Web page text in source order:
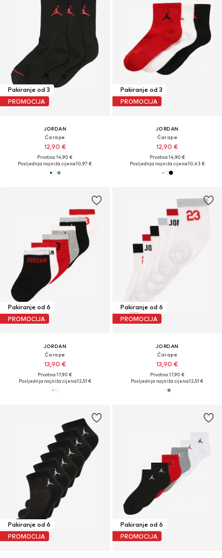
Pakiranje od 3
PROMOCIJA
JORDAN
Čarape
12,90 €
Prvotno: 14,90 €
Posljednja najniža cijena:10,97 €
Pakiranje od 3
PROMOCIJA
JORDAN
Čarape
12,90 €
Prvotno: 14,90 €
Posljednja najniža cijena:10,43 €
Pakiranje od 6
PROMOCIJA
JORDAN
Čarape
13,90 €
Prvotno: 17,90 €
Posljednja najniža cijena:12,51 €
Pakiranje od 6
PROMOCIJA
JORDAN
Čarape
13,90 €
Prvotno: 17,90 €
Posljednja najniža cijena:12,51 €
Pakiranje od 6
PROMOCIJA
Pakiranje od 6
PROMOCIJA